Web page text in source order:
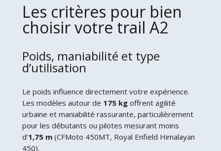
Les critères pour bien
choisir votre trail A2
Poids, maniabilité et type
d’utilisation
Le poids influence directement votre expérience.
Les modèles autour de 175 kgoffrent agilité
urbaine et maniabilité rassurante, particulièrement
pour les débutants ou pilotes mesurant moins
d’1,75 m(CFMoto 450MT, Royal Enfield Himalayan
450).